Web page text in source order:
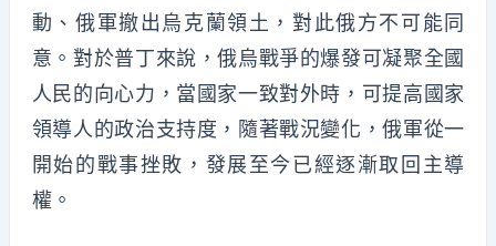
動、俄軍撤出烏克蘭領土，對此俄方不可能同
意。對於普丁來說，俄烏戰爭的爆發可凝聚全國
人民的向心力，當國家一致對外時，可提高國家
領導人的政治支持度，隨著戰況變化，俄軍從一
開始的戰事挫敗，發展至今已經逐漸取回主導
權。